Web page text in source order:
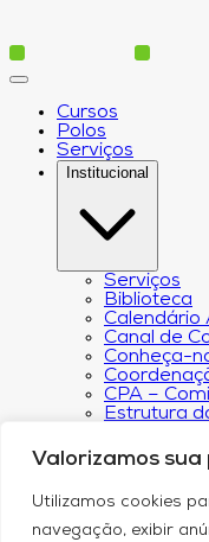
Valorizamos
Utilizamos cookies
navegação, exibir
Cursos
Polos
Serviços
Institucional
Serviços
Biblioteca
Calendário
Canal de
Conheça-
CPA –
Estrutura
Programa
Núcleo de
Regimento
Núcleo de